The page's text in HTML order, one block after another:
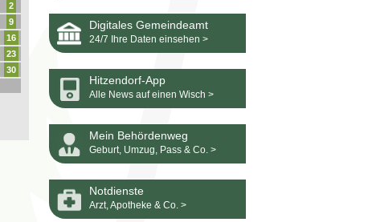
2
9
16
23
30
Digitales Gemeindeamt
24/7 Ihre Daten einsehen >
Hitzendorf-App
Alle News auf einen Wisch >
Mein Behördenweg
Geburt, Umzug, Pass & Co. >
Notdienste
Arzt, Apotheke & Co. >